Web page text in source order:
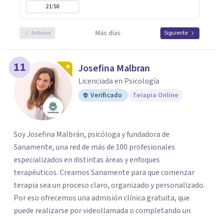
21:50
Anterior Más días Siguiente
11 Josefina Malbran
Licenciada en Psicología
Verificado Terapia Online
Soy Josefina Malbrán, psicóloga y fundadora de
Sanamente, una red de más de 100 profesionales
especializados en distintas áreas y enfoques
terapéuticos. Creamos Sanamente para que comenzar
terapia sea un proceso claro, organizado y personalizado.
Por eso ofrecemos una admisión clínica gratuita, que
puede realizarse por videollamada o completando un